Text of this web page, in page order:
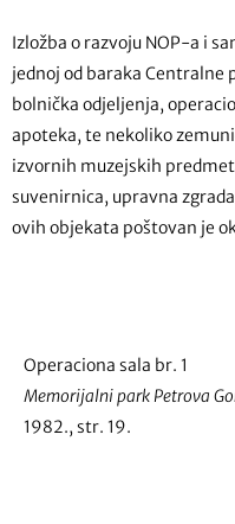
Izložba o razvoju NOP-a i
jednoj od baraka Centralne
bolnička odjeljenja,
apoteka, te nekoliko
izvornih muzejskih
suvenirnica, upravna
ovih objekata poštovan je
Operaciona sala br. 1
Memorijalni park Petrova
1982., str. 19.